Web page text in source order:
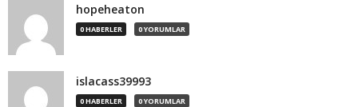
hopeheaton
0 HABERLER 0 YORUMLAR
islacass39993
0 HABERLER 0 YORUMLAR